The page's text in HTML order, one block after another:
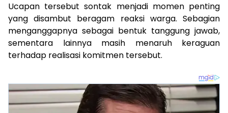
Ucapan tersebut sontak menjadi momen penting
yang disambut beragam reaksi warga. Sebagian
menganggapnya sebagai bentuk tanggung jawab,
sementara lainnya masih menaruh keraguan
terhadap realisasi komitmen tersebut.